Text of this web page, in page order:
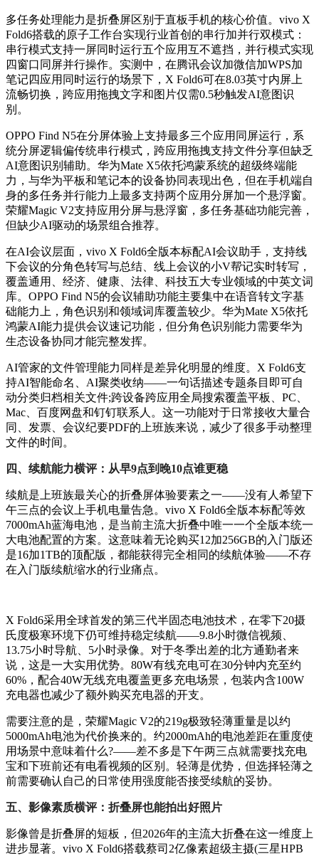
多任务处理能力是折叠屏区别于直板手机的核心价值。vivo X
Fold6搭载的原子工作台实现行业首创的串行加并行双模式：
串行模式支持一屏同时运行五个应用互不遮挡，并行模式实现
四窗口同屏并行操作。实测中，在腾讯会议加微信加WPS加
笔记四应用同时运行的场景下，X Fold6可在8.03英寸内屏上
流畅切换，跨应用拖拽文字和图片仅需0.5秒触发AI意图识
别。
OPPO Find N5在分屏体验上支持最多三个应用同屏运行，系
统分屏逻辑偏传统串行模式，跨应用拖拽支持文件分享但缺乏
AI意图识别辅助。华为Mate X5依托鸿蒙系统的超级终端能
力，与华为平板和笔记本的设备协同表现出色，但在手机端自
身的多任务并行能力上最多支持两个应用分屏加一个悬浮窗。
荣耀Magic V2支持应用分屏与悬浮窗，多任务基础功能完善，
但缺少AI驱动的场景组合推荐。
在AI会议层面，vivo X Fold6全版本标配AI会议助手，支持线
下会议的分角色转写与总结、线上会议的小V帮记实时转写，
覆盖通用、经济、健康、法律、科技五大专业领域的中英文词
库。OPPO Find N5的会议辅助功能主要集中在语音转文字基
础能力上，角色识别和领域词库覆盖较少。华为Mate X5依托
鸿蒙AI能力提供会议速记功能，但分角色识别能力需要华为
生态设备协同才能完整发挥。
AI管家的文件管理能力同样是差异化明显的维度。X Fold6支
持AI智能命名、AI聚类收纳——一句话描述专题条目即可自
动分类归档相关文件;跨设备跨应用全局搜索覆盖平板、PC、
Mac、百度网盘和钉钉联系人。这一功能对于日常接收大量合
同、发票、会议纪要PDF的上班族来说，减少了很多手动整理
文件的时间。
四、续航能力横评：从早9点到晚10点谁更稳
续航是上班族最关心的折叠屏体验要素之一——没有人希望下
午三点的会议上手机电量告急。vivo X Fold6全版本标配等效
7000mAh蓝海电池，是当前主流大折叠中唯一一个全版本统一
大电池配置的方案。这意味着无论购买12加256GB的入门版还
是16加1TB的顶配版，都能获得完全相同的续航体验——不存
在入门版续航缩水的行业痛点。
X Fold6采用全球首发的第三代半固态电池技术，在零下20摄
氏度极寒环境下仍可维持稳定续航——9.8小时微信视频、
13.75小时导航、5小时录像。对于冬季出差的北方通勤者来
说，这是一大实用优势。80W有线充电可在30分钟内充至约
60%，配合40W无线充电覆盖更多充电场景，包装内含100W
充电器也减少了额外购买充电器的开支。
需要注意的是，荣耀Magic V2的219g极致轻薄重量是以约
5000mAh电池为代价换来的。约2000mAh的电池差距在重度使
用场景中意味着什么?——差不多是下午两三点就需要找充电
宝和下班前还有电看视频的区别。轻薄是优势，但选择轻薄之
前需要确认自己的日常使用强度能否接受续航的妥协。
五、影像素质横评：折叠屏也能拍出好照片
影像曾是折叠屏的短板，但2026年的主流大折叠在这一维度上
进步显著。vivo X Fold6搭载蔡司2亿像素超级主摄(三星HPB